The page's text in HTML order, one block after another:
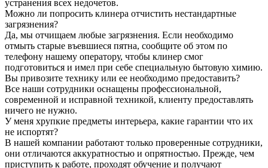
устранения всех недочетов.
Можно ли попросить клинера отчистить нестандартные
загрязнения?
Да, мы отчищаем любые загрязнения. Если необходимо
отмыть старые въевшиеся пятна, сообщите об этом по
телефону нашему оператору, чтобы клинер смог
подготовиться и имел при себе специальную бытовую химию.
Вы привозите технику или ее необходимо предоставить?
Все наши сотрудники оснащены профессиональной,
современной и исправной техникой, клиенту предоставлять
ничего не нужно.
У меня хрупкие предметы интерьера, какие гарантии что их
не испортят?
В нашей компании работают только проверенные сотрудники,
они отличаются аккуратностью и опрятностью. Прежде, чем
приступить к работе, проходят обучение и получают